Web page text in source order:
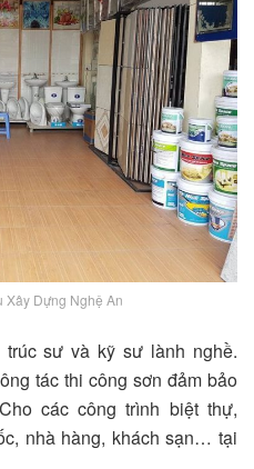
Xây Dựng Nghệ An
sư và kỹ sư lành nghề.
tác thi công sơn đảm bảo
các công trình biệt thự,
nhà hàng, khách sạn… tại